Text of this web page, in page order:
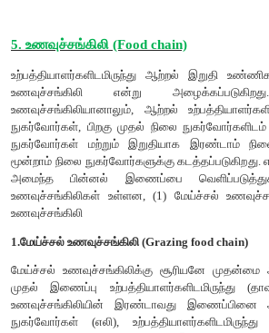
சேர்க்கைச்செயல் மூலம் தரசம்
சேகரிக்கப்படும் ஆற்றல் புற
அதனால், மொத்த ஆற்றலில் லாபமும்
ஆற்றல் வேதி ஆற்றலாக மாற்றப்படுகிறது.
II. வெப்ப இயக்கவியலின் இரண்டாம் விதி
ஒவ்வொரு ஆற்றல் மாற்றத்தின்போதும்
குறைக்கப்படுகிறது என்பதே இரண்டாம்
100% முழுமையாக இருக்க முடியாது.